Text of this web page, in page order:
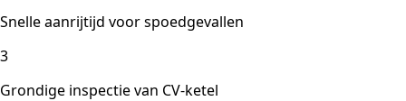
Snelle aanrijtijd voor spoedgevallen
3
Grondige inspectie van CV-ketel